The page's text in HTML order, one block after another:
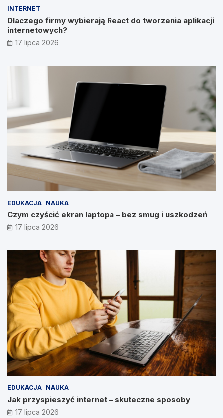
INTERNET
Dlaczego firmy wybierają React do tworzenia aplikacji
internetowych?
17 lipca 2026
EDUKACJA NAUKA
Czym czyścić ekran laptopa – bez smug i uszkodzeń
17 lipca 2026
EDUKACJA NAUKA
Jak przyspieszyć internet – skuteczne sposoby
17 lipca 2026